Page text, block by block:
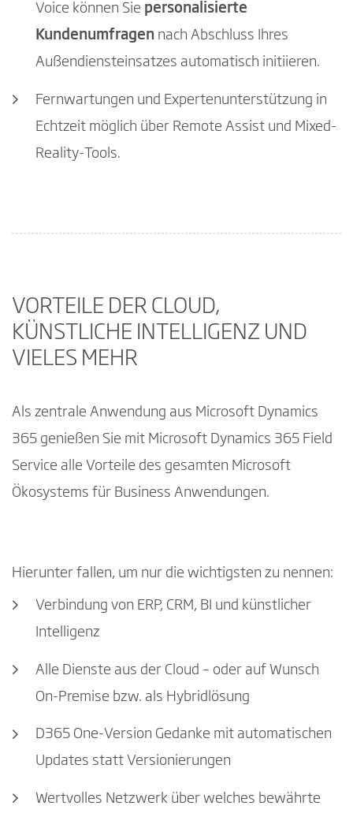
Voice können Sie personalisierte
Kundenumfragen nach Abschluss Ihres
Außendiensteinsatzes automatisch initiieren.
Fernwartungen und Expertenunterstützung in
Echtzeit möglich über Remote Assist und Mixed-
Reality-Tools.
VORTEILE DER CLOUD,
KÜNSTLICHE INTELLIGENZ UND
VIELES MEHR
Als zentrale Anwendung aus Microsoft Dynamics
365 genießen Sie mit Microsoft Dynamics 365 Field
Service alle Vorteile des gesamten Microsoft
Ökosystems für Business Anwendungen.
Hierunter fallen, um nur die wichtigsten zu nennen:
Verbindung von ERP, CRM, BI und künstlicher
Intelligenz
Alle Dienste aus der Cloud – oder auf Wunsch
On-Premise bzw. als Hybridlösung
D365 One-Version Gedanke mit automatischen
Updates statt Versionierungen
Wertvolles Netzwerk über welches bewährte